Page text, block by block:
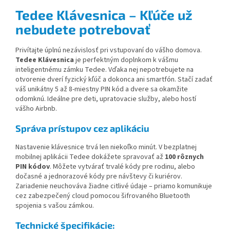
Tedee Klávesnica – Kľúče už
nebudete potrebovať
Privítajte úplnú nezávislosť pri vstupovaní do vášho domova.
Tedee Klávesnica je perfektným doplnkom k vášmu
inteligentnému zámku Tedee. Vďaka nej nepotrebujete na
otvorenie dverí fyzický kľúč a dokonca ani smartfón. Stačí zadať
váš unikátny 5 až 8-miestny PIN kód a dvere sa okamžite
odomknú. Ideálne pre deti, upratovacie služby, alebo hostí
vášho Airbnb.
Správa prístupov cez aplikáciu
Nastavenie klávesnice trvá len niekoľko minút. V bezplatnej
mobilnej aplikácii Tedee dokážete spravovať až 100 rôznych
PIN kódov. Môžete vytvárať trvalé kódy pre rodinu, alebo
dočasné a jednorazové kódy pre návštevy či kuriérov.
Zariadenie neuchováva žiadne citlivé údaje – priamo komunikuje
cez zabezpečený cloud pomocou šifrovaného Bluetooth
spojenia s vašou zámkou.
Technické špecifikácie: